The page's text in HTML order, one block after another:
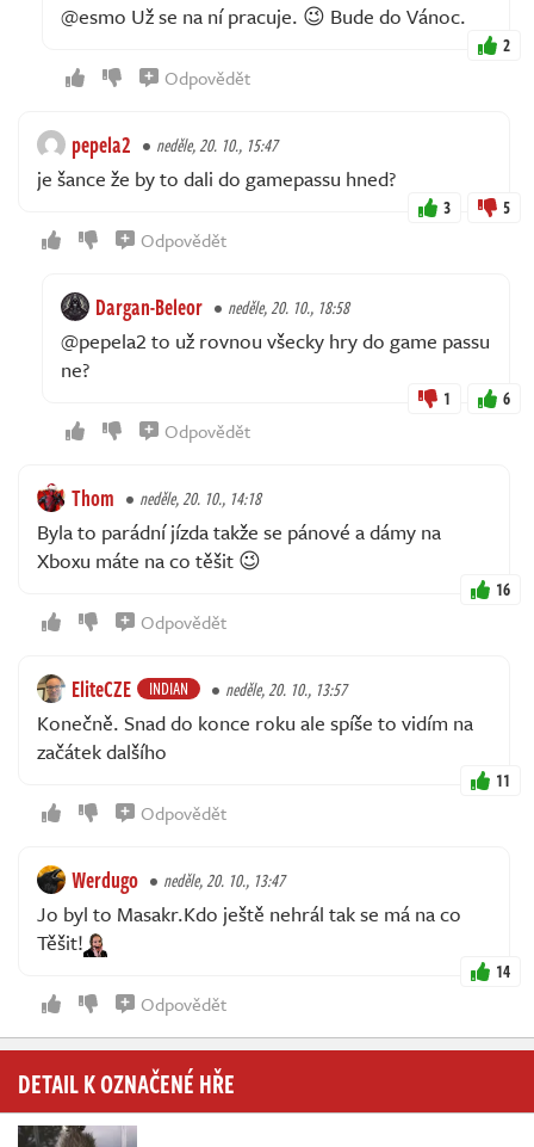
@esmo Už se na ní pracuje. 😉 Bude do Vánoc.
2
Odpovědět
pepela2 neděle, 20. 10., 15:47
je šance že by to dali do gamepassu hned?
3 5
Odpovědět
Dargan-Beleor neděle, 20. 10., 18:58
@pepela2 to už rovnou všecky hry do game passu
ne?
1 6
Odpovědět
Thom neděle, 20. 10., 14:18
Byla to parádní jízda takže se pánové a dámy na
Xboxu máte na co těšit 😉
16
Odpovědět
EliteCZE INDIAN neděle, 20. 10., 13:57
Konečně. Snad do konce roku ale spíše to vidím na
začátek dalšího
11
Odpovědět
Werdugo neděle, 20. 10., 13:47
Jo byl to Masakr.Kdo ještě nehrál tak se má na co
Těšit!
14
Odpovědět
DETAIL K OZNAČENÉ HŘE